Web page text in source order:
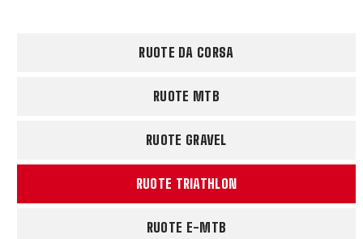
RUOTE DA CORSA
RUOTE MTB
RUOTE GRAVEL
RUOTE TRIATHLON
RUOTE E-MTB